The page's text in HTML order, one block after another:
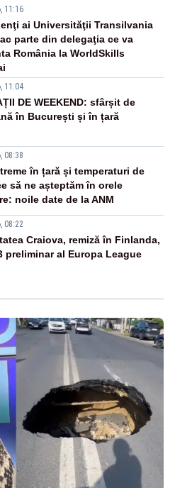
11:16
ai Universităţii Transilvania
parte din delegaţia ce va
România la WorldSkills
11:04
DE WEEKEND: sfârșit de
în București și în țară
08:38
în țară și temperaturi de
să ne așteptăm în orele
noile date de la ANM
08:22
Craiova, remiză în Finlanda,
preliminar al Europa League